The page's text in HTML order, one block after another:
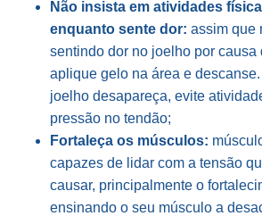
Não insista em atividades
enquanto sente dor: assim que
sentindo dor no joelho por causa
aplique gelo na área e
joelho desapareça, evite
pressão no tendão;
Fortaleça os músculos:
capazes de lidar com a tensão
causar, principalmente o
ensinando o seu músculo a